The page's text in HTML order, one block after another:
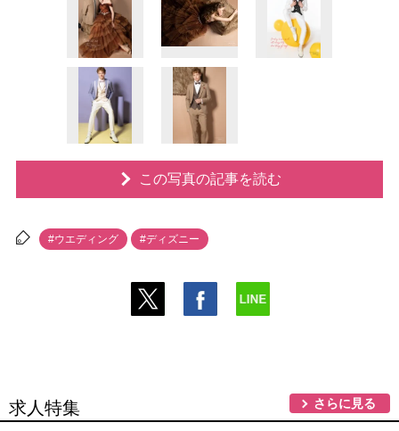
この写真の記事を読む
#ウエディング #ディズニー
求人特集 さらに見る